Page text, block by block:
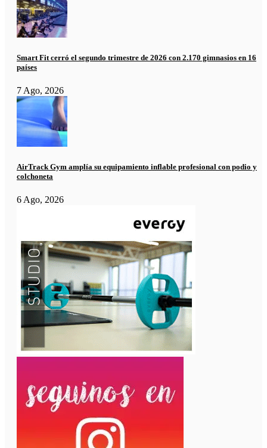
Smart Fit cerró el segundo trimestre de 2026 con 2.170 gimnasios en 16
países
7 Ago, 2026
AirTrack Gym amplía su equipamiento inflable profesional con podio y
colchoneta
6 Ago, 2026